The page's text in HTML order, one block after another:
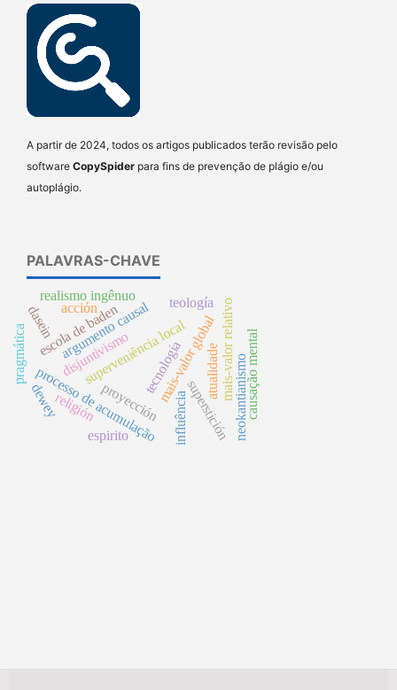
A partir de 2024, todos os artigos publicados terão revisão pelo
software CopySpider para fins de prevenção de plágio e/ou
autoplágio.
PALAVRAS-CHAVE
argumento causal
superstición
proyección
processo de acumulaçãomais-valor globalmais-valor relativo
superveniência local
disjuntivismo
religión
realismo ingênuo
tecnología
dewey
teología
espirito influência neokantianismo
escola de baden
dasein
pragmática
acción
causação mental
atualidade